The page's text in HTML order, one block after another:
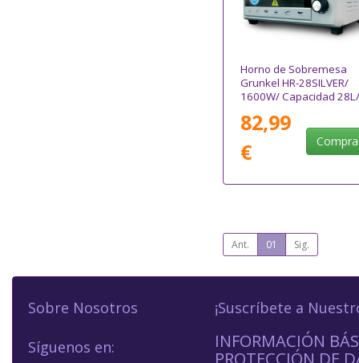
Horno de Sobremesa
Grunkel HR-28SILVER/
1600W/ Capacidad 28L/
82,99
€
Ant. 01 Sig.
Sobre Nosotros
Síguenos en:
¡Suscríbete a
INFORMACIÓN